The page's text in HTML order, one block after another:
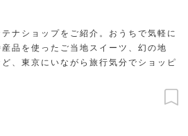
ナショップをご紹介。おうちで気軽に
品を使ったご当地スイーツ、幻の地
、東京にいながら旅行気分でショッピ